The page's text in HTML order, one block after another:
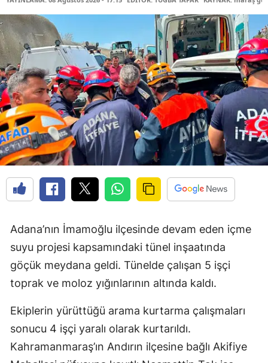
Adana’nın İmamoğlu ilçesinde devam eden içme
suyu projesi kapsamındaki tünel inşaatında
göçük meydana geldi. Tünelde çalışan 5 işçi
toprak ve moloz yığınlarının altında kaldı.
Ekiplerin yürüttüğü arama kurtarma çalışmaları
sonucu 4 işçi yaralı olarak kurtarıldı.
Kahramanmaraş’ın Andırın ilçesine bağlı Akifiye